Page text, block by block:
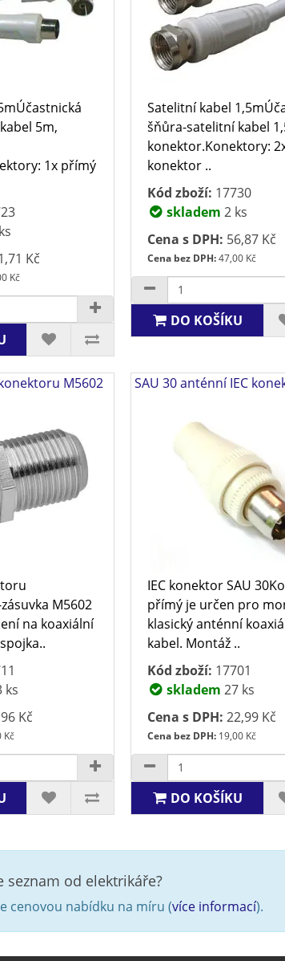
5m,
1x přímý
Kč
Kč
Satelitní kabel
šňůra-satelitní kabel
konektor.Konektory:
konektor ..
Kód zboží: 17730
skladem 2 ks
Cena s DPH: 56,87 Kč
Cena bez DPH:47,00 Kč
DO KOŠÍKU
M5602
M5602
na koaxiální
ks
Kč
SAU 30 anténní IEC
IEC konektor SAU
přímý je určen pro
klasický anténní
kabel. Montáž ..
Kód zboží: 17701
skladem 27 ks
Cena s DPH: 22,99 Kč
Cena bez DPH: 19,00 Kč
DO KOŠÍKU
od elektrikáře?
cenovou nabídku na míru (více informací).